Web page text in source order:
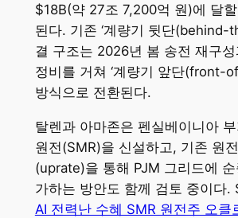
$18B(약 27조 7,200억 원)에 달
된다. 기존 ‘계량기 뒷단(behind-
결 구조는 2026년 봄 송전 재구
정비를 거쳐 ‘계량기 앞단(front-
방식으로 전환된다.
탈렌과 아마존은 펜실베이니아
원전(SMR)을 신설하고, 기존 원
(uprate)을 통해 PJM 그리드에
가하는 방안도 함께 검토 중이다.
AI 전력난 수혜 SMR 원전주 오클